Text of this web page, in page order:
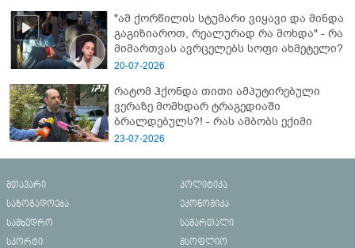
"ამ ქორწილის სტუმარი ვიყავი და მინდა
გაგიზიაროთ, რეალურად რა მოხდა" - რა
მიმართვას ავრცელებს სოფი ახმეტელი?
20-07-2026
რატომ ჰქონდა თითი ამპუტირებული
ვერაზე მომხდარ ტრაგედიაში
ბრალდებულს?! - რას ამბობს ექიმი
23-07-2026
მთავარი
პოლიტიკა
საზოგადოება
ეკონომიკა
სამხედრო
სამართალი
სპორტი
მსოფლიო